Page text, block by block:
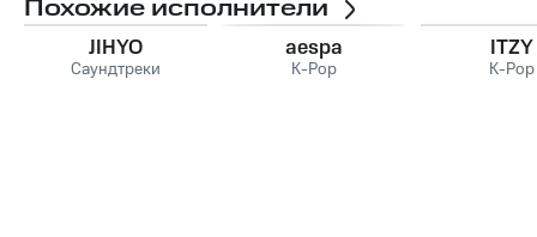
Похожие исполнители
JIHYO
Саундтреки
aespa
K-Pop
ITZY
K-Pop